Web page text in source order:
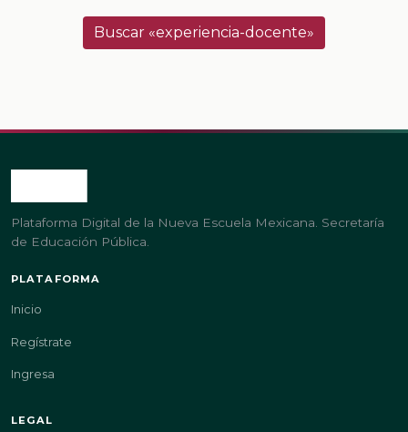
Buscar «experiencia-docente»
Plataforma Digital de la Nueva Escuela Mexicana. Secretaría
de Educación Pública.
PLATAFORMA
Inicio
Regístrate
Ingresa
LEGAL